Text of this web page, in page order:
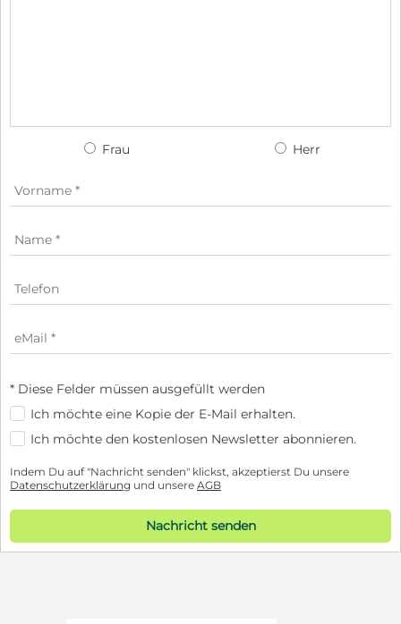
Frau Herr
* Diese Felder müssen ausgefüllt werden
Ich möchte eine Kopie der E-Mail erhalten.
Ich möchte den kostenlosen Newsletter abonnieren.
Indem Du auf "Nachricht senden" klickst, akzeptierst Du unsere
Datenschutzerklärung und unsere AGB
Nachricht senden